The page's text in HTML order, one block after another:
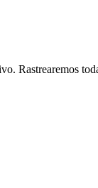
Rastrearemos